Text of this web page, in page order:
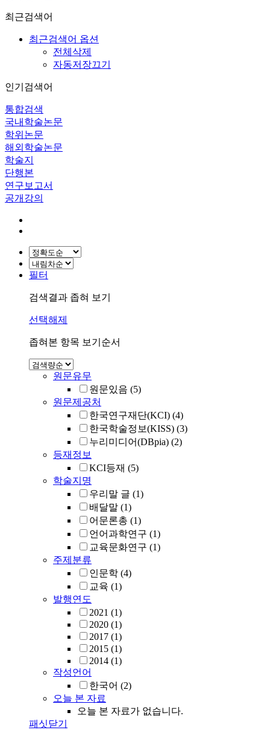
최근검색어
최근검색어 옵션
전체삭제
자동저장끄기
인기검색어
통합검색
국내학술논문
학위논문
해외학술논문
학술지
단행본
연구보고서
공개강의
필터
검색결과 좁혀 보기
선택해제
좁혀본 항목 보기순서
원문유무
원문있음 (5)
원문제공처
한국연구재단(KCI) (4)
한국학술정보(KISS) (3)
누리미디어(DBpia) (2)
등재정보
KCI등재 (5)
학술지명
우리말 글 (1)
배달말 (1)
어문론총 (1)
언어과학연구 (1)
교육문화연구 (1)
주제분류
인문학 (4)
교육 (1)
발행연도
2021 (1)
2020 (1)
2017 (1)
2015 (1)
2014 (1)
작성언어
한국어 (2)
오늘 본 자료
오늘 본 자료가 없습니다.
패싯닫기